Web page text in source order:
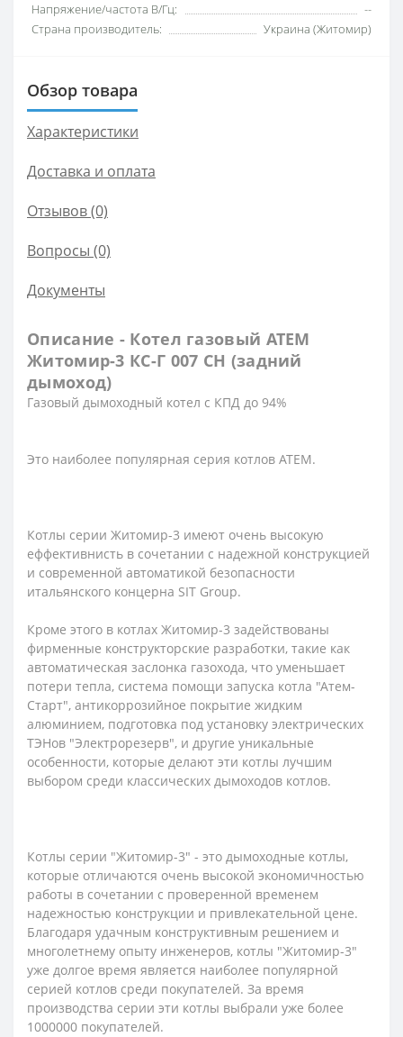
Напряжение/частота В/Гц:
--
Страна производитель:
Украина (Житомир)
Обзор товара
Характеристики
Доставка и оплата
Отзывов (0)
Вопросы (0)
Документы
Описание - Котел газовый АТЕМ
Житомир-3 КС-Г 007 СН (задний
дымоход)
Газовый дымоходный котел с КПД до 94%
Это наиболее популярная серия котлов АТЕМ.
Котлы серии Житомир-3 имеют очень высокую
еффективнисть в сочетании с надежной конструкцией
и современной автоматикой безопасности
итальянского концерна SIT Group.
Кроме этого в котлах Житомир-3 задействованы
фирменные конструкторские разработки, такие как
автоматическая заслонка газохода, что уменьшает
потери тепла, система помощи запуска котла "Атем-
Старт", антикоррозийное покрытие жидким
алюминием, подготовка под установку электрических
ТЭНов "Электрорезерв", и другие уникальные
особенности, которые делают эти котлы лучшим
выбором среди классических дымоходов котлов.
Котлы серии "Житомир-3" - это дымоходные котлы,
которые отличаются очень высокой экономичностью
работы в сочетании с проверенной временем
надежностью конструкции и привлекательной цене.
Благодаря удачным конструктивным решением и
многолетнему опыту инженеров, котлы "Житомир-3"
уже долгое время является наиболее популярной
серией котлов среди покупателей. За время
производства серии эти котлы выбрали уже более
1000000 покупателей.